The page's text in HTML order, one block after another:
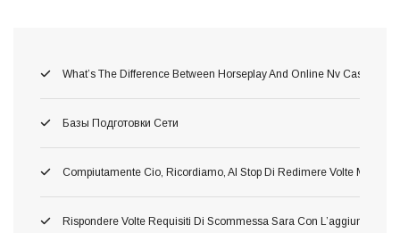
What’s The Difference Between Horseplay And Online Nv Casino
Базы Подготовки Сети
Compiutamente Cio, Ricordiamo, Al Stop Di Redimere Volte Migliori
Rispondere Volte Requisiti Di Scommessa Sara Con L’aggiunta Di